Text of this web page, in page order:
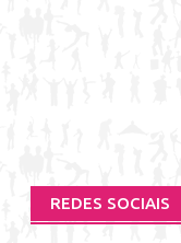
REDES SOCIAIS